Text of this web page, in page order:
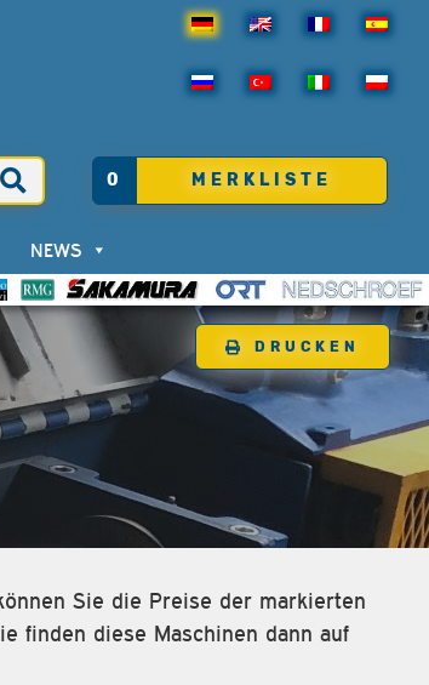
0 MERKLISTE
NEWS
DRUCKEN
Sie die Preise der markierten
finden diese Maschinen dann auf